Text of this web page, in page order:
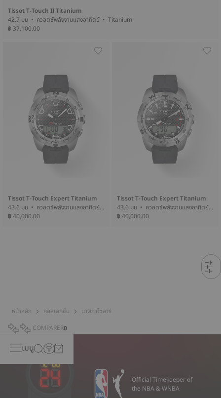
Tissot T-Touch II Titanium
42.7 มม • ควอตซ์พลังงานแสงอาทิตย์ • Titanium
฿ 37,100.00
Tissot T-Touch Expert Titanium
43.6 มม • ควอตซ์พลังงานแสงอาทิตย์
• Titanium
฿ 40,000.00
Tissot T-Touch Expert Titanium
43.6 มม • ควอตซ์พลังงานแสงอาทิตย์
• Titanium
฿ 40,000.00
หน้าหลัก คอลเลคชั่น
นาฬิกาโซลาร์
COMPARER0
เมนู
Official Timekeeper of
the NBA & WNBA